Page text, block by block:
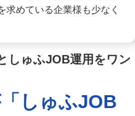
求めている企業様も少なく
しゅふJOB運用をワン
しゅふJOB